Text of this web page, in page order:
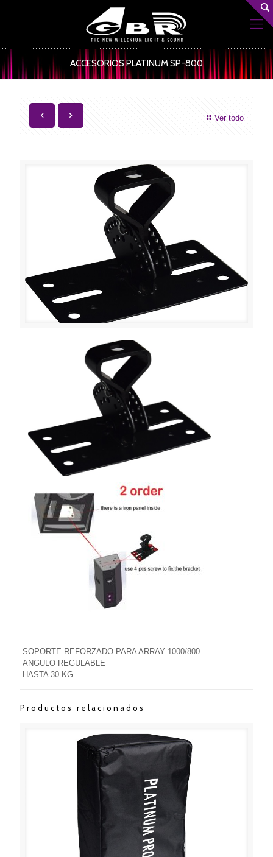
ACCESORIOS PLATINUM SP-800
Ver todo
SOPORTE REFORZADO PARA ARRAY 1000/800
ANGULO REGULABLE
HASTA 30 KG
Productos relacionados